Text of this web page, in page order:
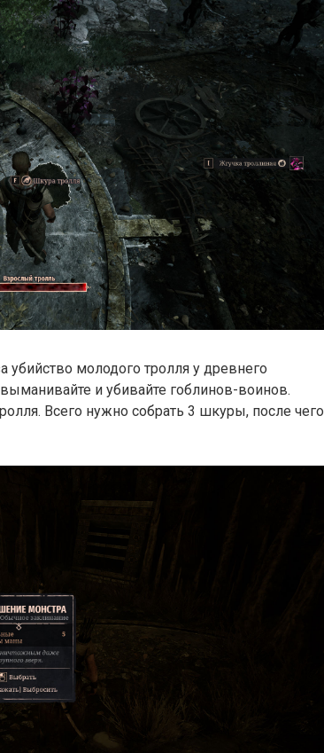
молодого тролля у древнего
и убивайте гоблинов-воинов.
Всего нужно собрать 3 шкуры, после чего